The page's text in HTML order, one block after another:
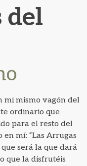
del
mi mismo vagón del
ordinario que
para el resto del
mí: “Las Arrugas
será la que dará
que la disfrutéis